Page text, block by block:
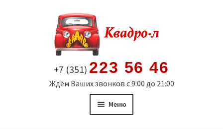
содержимому
+7 (351) 223 56 46
Ждём Ваших звонков с 9:00 до 21:00
Меню